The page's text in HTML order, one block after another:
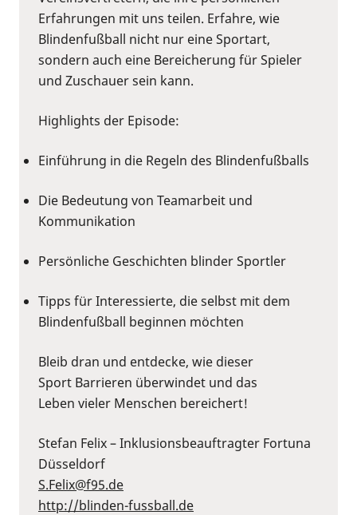
Erfahrungen mit uns teilen. Erfahre, wie
Blindenfußball nicht nur eine Sportart,
sondern auch eine Bereicherung für Spieler
und Zuschauer sein kann.
Highlights der Episode:
Einführung in die Regeln des Blindenfußballs
Die Bedeutung von Teamarbeit und
Kommunikation
Persönliche Geschichten blinder Sportler
Tipps für Interessierte, die selbst mit dem
Blindenfußball beginnen möchten
Bleib dran und entdecke, wie dieser
Sport Barrieren überwindet und das
Leben vieler Menschen bereichert!
Stefan Felix – Inklusionsbeauftragter Fortuna
Düsseldorf
S.Felix@f95.de⁠
⁠http://blinden-fussball.de